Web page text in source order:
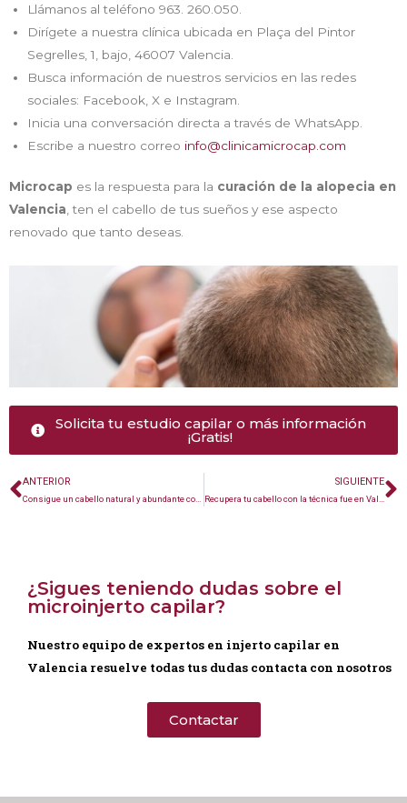
Llámanos al teléfono 963. 260.050.
Dirígete a nuestra clínica ubicada en Plaça del Pintor
Segrelles, 1, bajo, 46007 Valencia.
Busca información de nuestros servicios en las redes
sociales: Facebook, X e Instagram.
Inicia una conversación directa a través de WhatsApp.
Escribe a nuestro correo info@clinicamicrocap.com
Microcap es la respuesta para la curación de la alopecia en
Valencia , ten el cabello de tus sueños y ese aspecto
renovado que tanto deseas.
Solicita tu estudio capilar o más información
¡Gratis!
ANTERIOR SIGUIENTE
¿Sigues teniendo dudas sobre el
microinjerto capilar?
Nuestro equipo de expertos en injerto capilar en
Valencia resuelve todas tus dudas contacta con nosotros
Contactar